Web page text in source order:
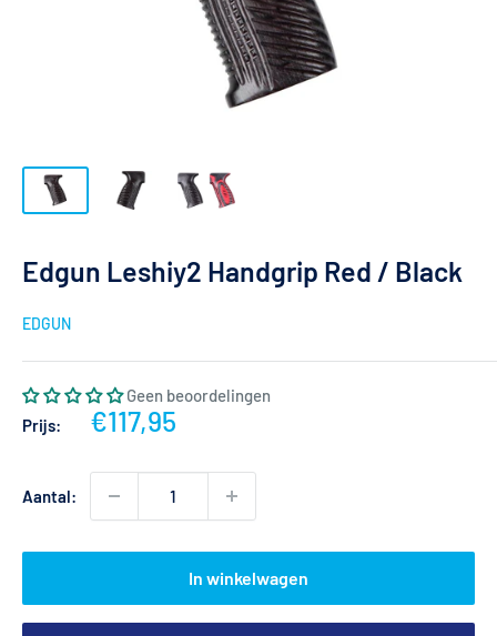
Edgun Leshiy2 Handgrip Red / Black
EDGUN
Geen beoordelingen
Prijs:
Actieprijs
€117,95
Aantal:
In winkelwagen